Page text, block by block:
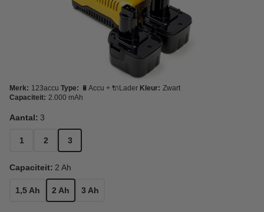
Merk: 123accu Type: 🔋Accu + 🔌Lader Kleur: Zwart
Capaciteit: 2.000 mAh
Aantal: 3
1 2 3
Capaciteit: 2 Ah
1,5 Ah 2 Ah 3 Ah